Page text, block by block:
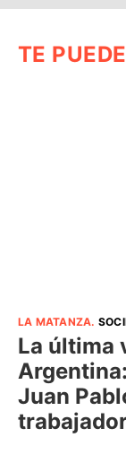
TE
LA MATANZA.
La última
Juan